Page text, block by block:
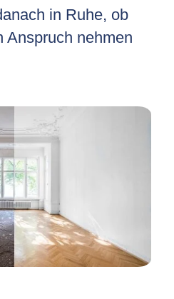
in Ruhe, ob
Anspruch nehmen